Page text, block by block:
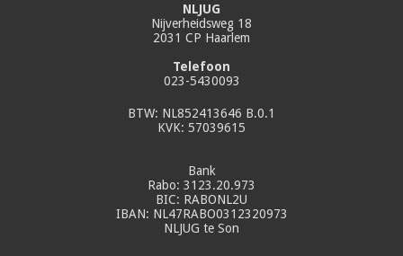
NLJUG
Nijverheidsweg 18
2031 CP Haarlem
Telefoon
023-5430093
BTW: NL852413646 B.0.1
KVK: 57039615
Bank
Rabo: 3123.20.973
BIC: RABONL2U
IBAN: NL47RABO0312320973
NLJUG te Son